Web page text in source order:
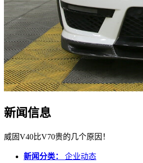
新闻信息
威固V40比V70贵的几个原因！
新闻分类： 企业动态